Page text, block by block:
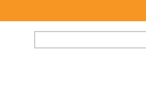
FORMULAIRE DE